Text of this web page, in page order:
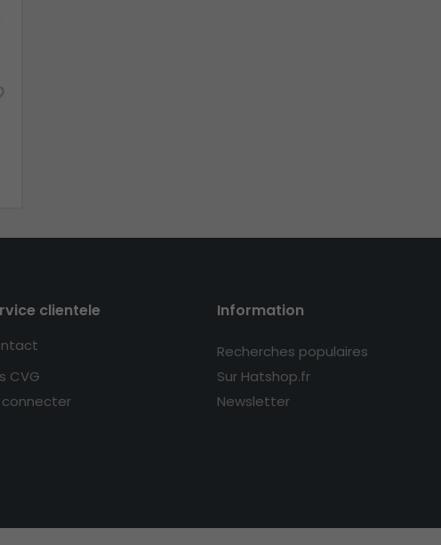
clientele
CVG
connecter
Information
Recherches populaires
Sur Hatshop.fr
Newsletter